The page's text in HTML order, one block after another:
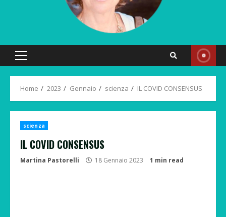
Primary
Home 2023 Gennaio scienza IL COVID CONSENSUS
scienza
IL COVID CONSENSUS
Martina Pastorelli 18 Gennaio 2023 1 min read